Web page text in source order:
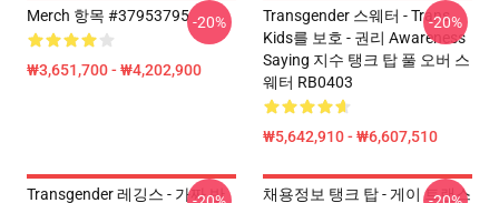
Merch 항목 #37953795
₩3,651,700 - ₩4,202,900
-20%
Transgender 스웨터 - Trans
Kids를 보호 - 권리 Awareness
Saying 지수 탱크 탑 풀 오버 스
웨터 RB0403
₩5,642,910 - ₩6,607,510
-20%
Transgender 레깅스 - 가짜 반
채용정보 탱크 탑 - 게이 트랜스